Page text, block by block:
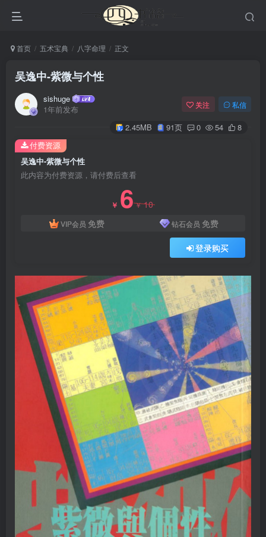
首页 五术宝典 八字命理 正文
吴逸中-紫微与个性
sishuge
1年前发布
关注 私信
2.45MB 91页 0 54 8
吴逸中-紫微与个性
此内容为付费资源，请付费后查看
￥ 6￥10
VIP会员 免费 钻石会员 免费
登录购买
付费资源